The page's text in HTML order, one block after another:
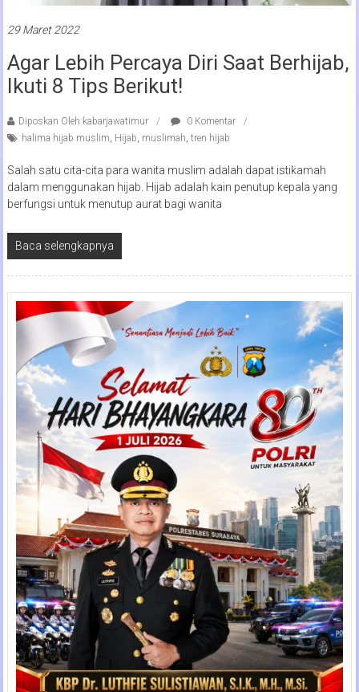
29 Maret 2022
Agar Lebih Percaya Diri Saat Berhijab,
Ikuti 8 Tips Berikut!
Diposkan Oleh:kabarjawatimur
0 Komentar
halima hijab muslim, Hijab, muslimah, tren hijab
Salah satu cita-cita para wanita muslim adalah dapat istikamah
dalam menggunakan hijab. Hijab adalah kain penutup kepala yang
berfungsi untuk menutup aurat bagi wanita
Baca selengkapnya